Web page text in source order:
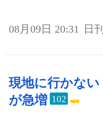
08月09日 20:31 日
現地に行かない
が急増 102